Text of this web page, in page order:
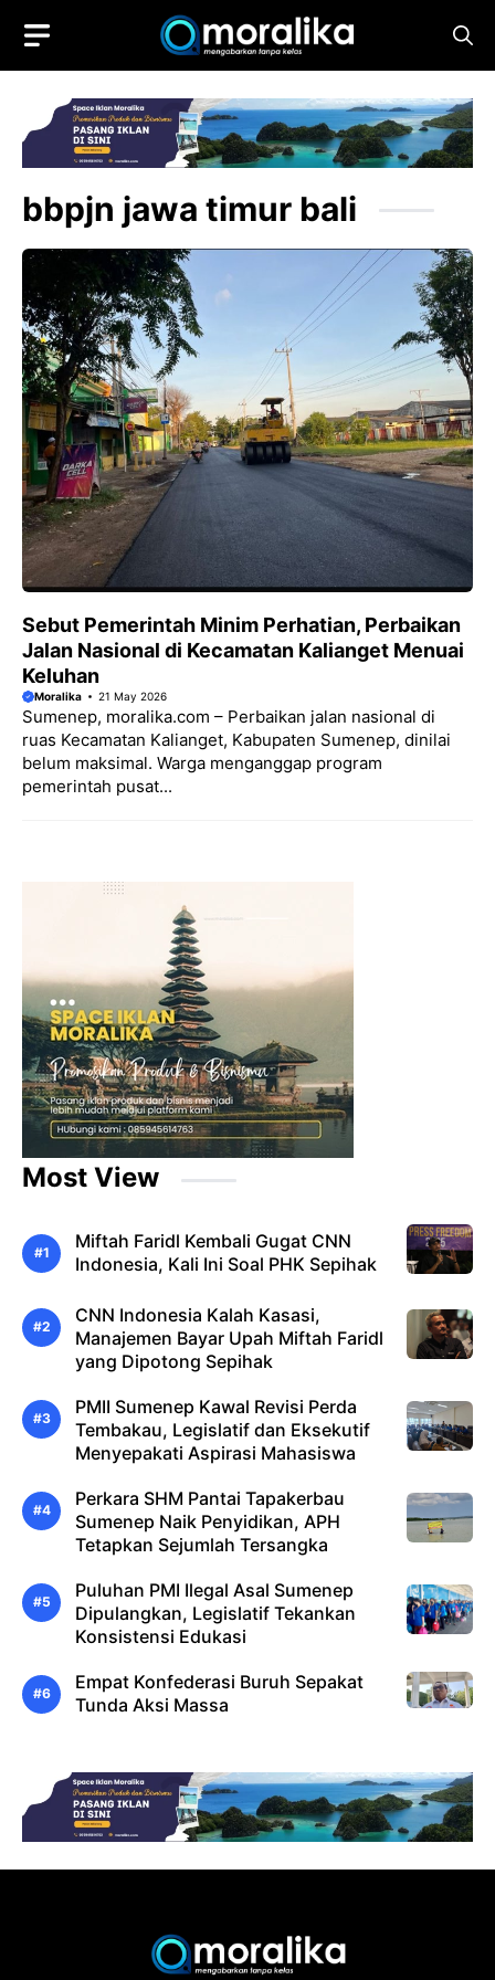
content
bbpjn jawa timur bali
Sebut Pemerintah Minim Perhatian, Perbaikan
Jalan Nasional di Kecamatan Kalianget Menuai
Keluhan
Moralika 21 May 2026
Sumenep, moralika.com – Perbaikan jalan nasional di
ruas Kecamatan Kalianget, Kabupaten Sumenep, dinilai
belum maksimal. Warga menganggap program
pemerintah pusat...
Most View
Miftah Faridl Kembali Gugat CNN
Indonesia, Kali Ini Soal PHK Sepihak
CNN Indonesia Kalah Kasasi,
Manajemen Bayar Upah Miftah Faridl
yang Dipotong Sepihak
PMII Sumenep Kawal Revisi Perda
Tembakau, Legislatif dan Eksekutif
Menyepakati Aspirasi Mahasiswa
Perkara SHM Pantai Tapakerbau
Sumenep Naik Penyidikan, APH
Tetapkan Sejumlah Tersangka
Puluhan PMI Ilegal Asal Sumenep
Dipulangkan, Legislatif Tekankan
Konsistensi Edukasi
Empat Konfederasi Buruh Sepakat
Tunda Aksi Massa